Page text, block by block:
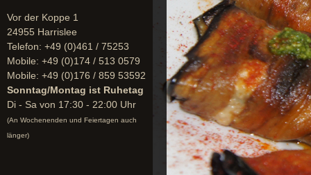
Vor der Koppe 1
24955 Harrislee
Telefon: +49 (0)461 / 75253
Mobile: +49 (0)174 / 513 0579
Mobile: +49 (0)176 / 859 53592
Sonntag/Montag ist Ruhetag
Di - Sa von 17:30 - 22:00 Uhr
(An Wochenenden und Feiertagen auch
länger)